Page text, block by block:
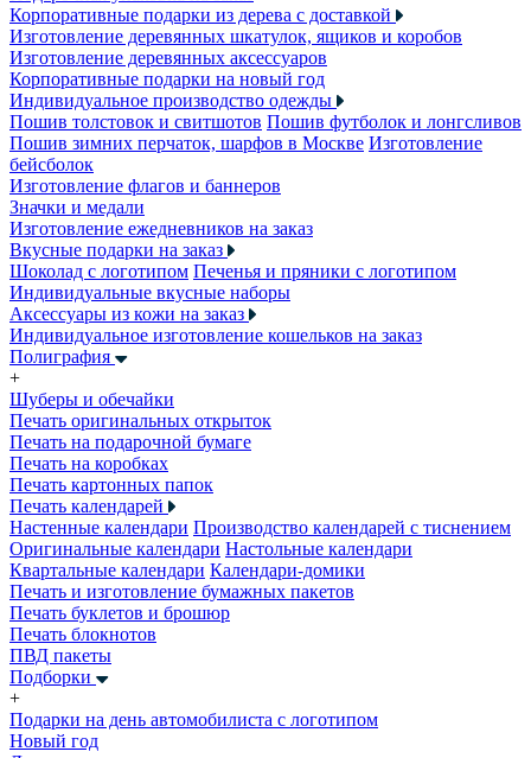
Корпоративные подарки из дерева с доставкой
Изготовление деревянных шкатулок, ящиков и коробов
Изготовление деревянных аксессуаров
Корпоративные подарки на новый год
Индивидуальное производство одежды
Пошив толстовок и свитшотов Пошив футболок и лонгсливов
Пошив зимних перчаток, шарфов в Москве Изготовление
бейсболок
Изготовление флагов и баннеров
Значки и медали
Изготовление ежедневников на заказ
Вкусные подарки на заказ
Шоколад с логотипом Печенья и пряники с логотипом
Индивидуальные вкусные наборы
Аксессуары из кожи на заказ
Индивидуальное изготовление кошельков на заказ
Полиграфия
+
Шуберы и обечайки
Печать оригинальных открыток
Печать на подарочной бумаге
Печать на коробках
Печать картонных папок
Печать календарей
Настенные календари Производство календарей с тиснением
Оригинальные календари Настольные календари
Квартальные календари Календари-домики
Печать и изготовление бумажных пакетов
Печать буклетов и брошюр
Печать блокнотов
ПВД пакеты
Подборки
+
Подарки на день автомобилиста с логотипом
Новый год